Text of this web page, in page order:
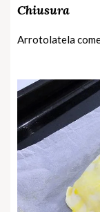
Chiusura
Arrotolatela